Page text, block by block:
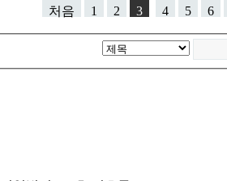
처음 1 2 3 4 5 6